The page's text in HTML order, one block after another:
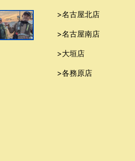
>名古屋北店
>名古屋南店
>大垣店
>各務原店